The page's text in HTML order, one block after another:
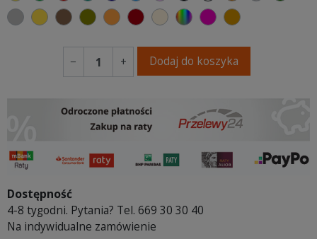
szarymusztardowy
brązowyoliwkowypomarańczowy
bordowyecru beżowy
wybór koloru
fuksjakoniakowy
− + Dodaj do koszyka
Dostępność
4-8 tygodni. Pytania? Tel. 669 30 30 40
Na indywidualne zamówienie